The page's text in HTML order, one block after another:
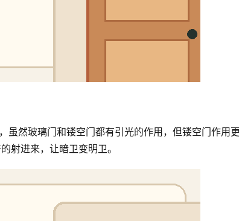
虽然玻璃门和镂空门都有引光的作用，但镂空门作用
射进来，让暗卫变明卫。